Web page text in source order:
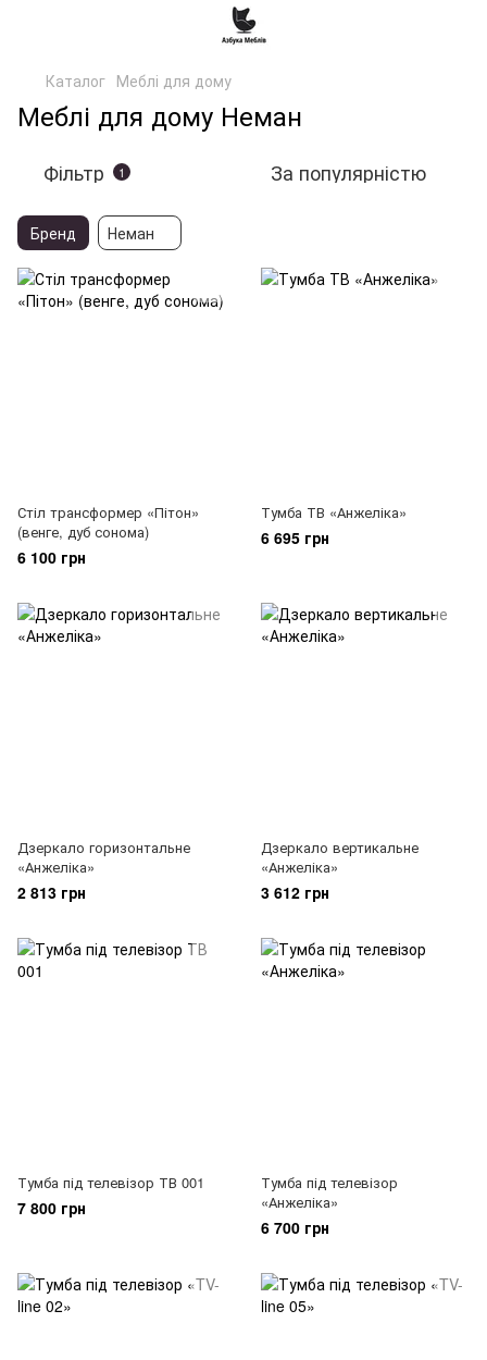
Каталог Меблі для дому
Меблі для дому Неман
Фільтр 1 За популярністю
Бренд Неман
Стіл трансформер «Пітон»
(венге, дуб сонома)
6 100 грн
Тумба ТВ «Анжеліка»
6 695 грн
Дзеркало горизонтальне
«Анжеліка»
2 813 грн
Дзеркало вертикальне
«Анжеліка»
3 612 грн
Тумба під телевізор ТВ 001
7 800 грн
Тумба під телевізор
«Анжеліка»
6 700 грн